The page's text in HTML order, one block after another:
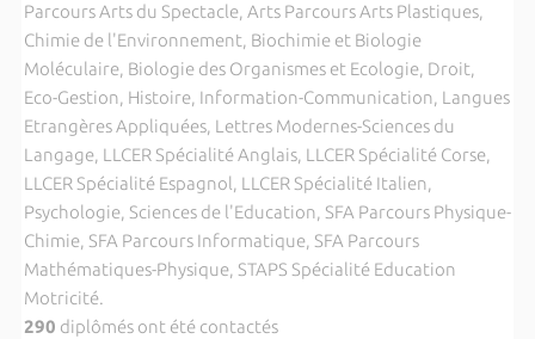
Parcours Arts du Spectacle, Arts Parcours Arts Plastiques,
Chimie de l'Environnement, Biochimie et Biologie
Moléculaire, Biologie des Organismes et Ecologie, Droit,
Eco-Gestion, Histoire, Information-Communication, Langues
Etrangères Appliquées, Lettres Modernes-Sciences du
Langage, LLCER Spécialité Anglais, LLCER Spécialité Corse,
LLCER Spécialité Espagnol, LLCER Spécialité Italien,
Psychologie, Sciences de l'Education, SFA Parcours Physique-
Chimie, SFA Parcours Informatique, SFA Parcours
Mathématiques-Physique, STAPS Spécialité Education
Motricité.
290 diplômés ont été contactés